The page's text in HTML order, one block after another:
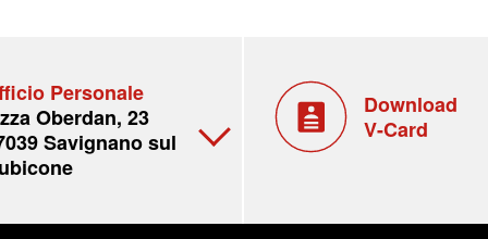
Personale
Oberdan, 23
Savignano sul
Download
V-Card